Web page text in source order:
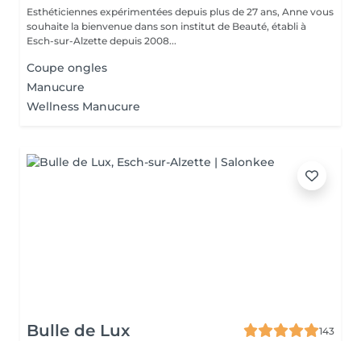
Esthéticiennes expérimentées depuis plus de 27 ans, Anne vous
souhaite la bienvenue dans son institut de Beauté, établi à
Esch-sur-Alzette depuis 2008...
Coupe ongles
Manucure
Wellness Manucure
Bulle de Lux
143